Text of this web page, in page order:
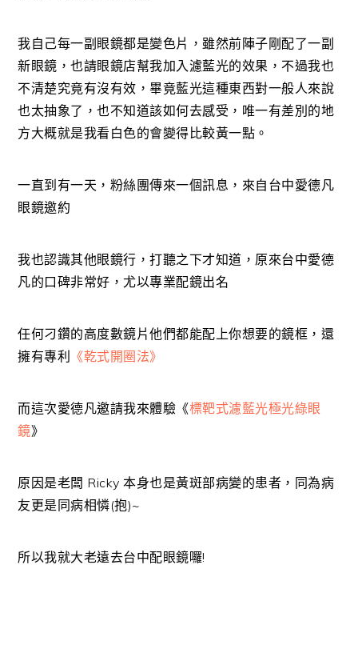
我自己每一副眼鏡都是變色片，雖然前陣子剛配了一副
新眼鏡，也請眼鏡店幫我加入濾藍光的效果，不過我也
不清楚究竟有沒有效，畢竟藍光這種東西對一般人來說
也太抽象了，也不知道該如何去感受，唯一有差別的地
方大概就是我看白色的會變得比較黃一點。
一直到有一天，粉絲團傳來一個訊息，來自台中愛德凡
眼鏡邀約
我也認識其他眼鏡行，打聽之下才知道，原來台中愛德
凡的口碑非常好，尤以專業配鏡出名
任何刁鑽的高度數鏡片他們都能配上你想要的鏡框，還
擁有專利 《乾式開圈法》
而這次愛德凡邀請我來體驗《標靶式濾藍光極光綠眼
鏡》
原因是老闆 Ricky 本身也是黃斑部病變的患者，同為病
友更是同病相憐(抱)~
所以我就大老遠去台中配眼鏡囉!